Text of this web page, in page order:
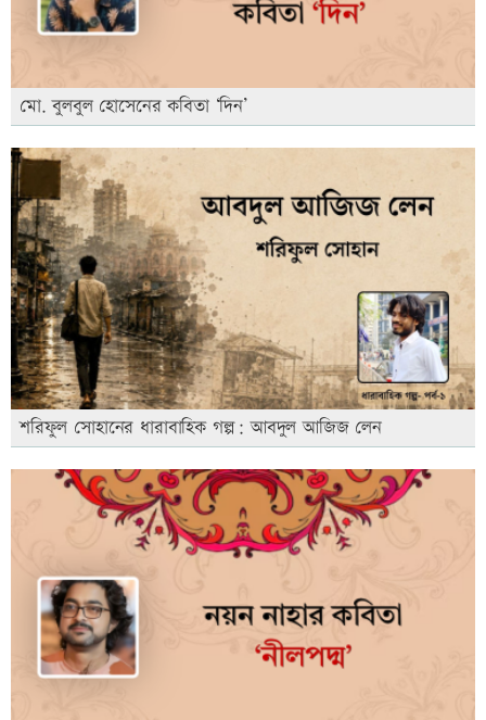
মো. বুলবুল হোসেনের কবিতা ‘দিন’
শরিফুল সোহানের ধারাবাহিক গল্প: আবদুল আজিজ লেন